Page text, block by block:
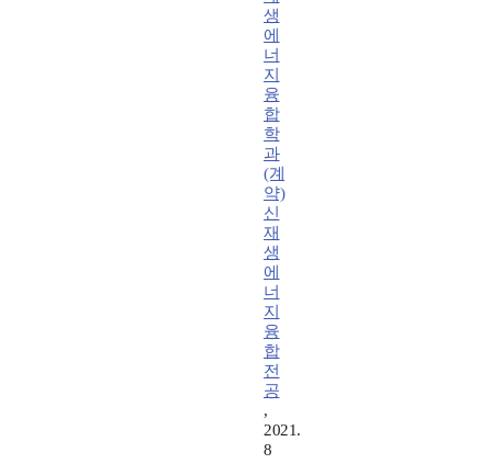
생
에
너
지
융
합
학
과
(계
약)
신
재
생
에
너
지
융
합
전
공
,
2021.
8